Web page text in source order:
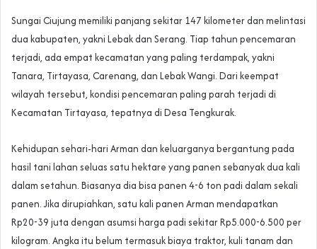
Sungai Ciujung memiliki panjang sekitar 147 kilometer dan melintasi
dua kabupaten, yakni Lebak dan Serang. Tiap tahun pencemaran
terjadi, ada empat kecamatan yang paling terdampak, yakni
Tanara, Tirtayasa, Carenang, dan Lebak Wangi. Dari keempat
wilayah tersebut, kondisi pencemaran paling parah terjadi di
Kecamatan Tirtayasa, tepatnya di Desa Tengkurak.
Kehidupan sehari-hari Arman dan keluarganya bergantung pada
hasil tani lahan seluas satu hektare yang panen sebanyak dua kali
dalam setahun. Biasanya dia bisa panen 4-6 ton padi dalam sekali
panen. Jika dirupiahkan, satu kali panen Arman mendapatkan
Rp20-39 juta dengan asumsi harga padi sekitar Rp5.000-6.500 per
kilogram. Angka itu belum termasuk biaya traktor, kuli tanam dan